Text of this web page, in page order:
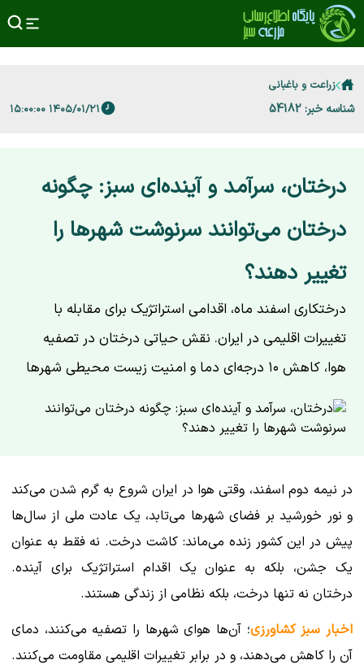
زراعت و باغبانی
شناسه خبر: 54182 ۱۴۰۵/۰۱/۲۱ ۱۵:۰۰:۰۰
درختان، سرآمد و آینده‌ای سبز: چگونه
درختان می‌توانند سرنوشت شهرها را
تغییر دهند؟
درختکاری اسفند ماه، اقدامی استراتژیک برای مقابله با
تغییرات اقلیمی در ایران. نقش حیاتی درختان در تصفیه
هوا، کاهش ۱۰ درجه‌ای دما و امنیت زیست محیطی شهرها
در نیمه دوم اسفند، وقتی هوا در ایران شروع به گرم شدن می‌کند
و نور خورشید بر فضای شهرها می‌تابد، یک عادت ملی از سال‌ها
پیش در این کشور زنده می‌ماند: کاشت درخت. نه فقط به عنوان
یک جشن، بلکه به عنوان یک اقدام استراتژیک برای آینده.
درختان نه تنها درخت، بلکه نظامی از زندگی هستند.
اخبار سبز کشاورزی؛ آن‌ها هوای شهرها را تصفیه می‌کنند، دمای
آن را کاهش می‌دهند، و در برابر تغییرات اقلیمی مقاومت می‌کنند.